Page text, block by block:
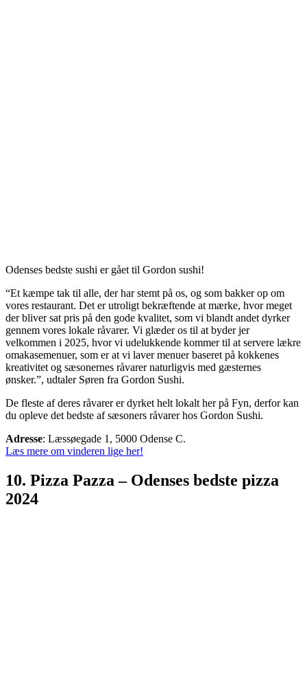
Odenses bedste sushi er gået til Gordon sushi!
“Et kæmpe tak til alle, der har stemt på os, og som bakker op om
vores restaurant. Det er utroligt bekræftende at mærke, hvor meget
der bliver sat pris på den gode kvalitet, som vi blandt andet dyrker
gennem vores lokale råvarer. Vi glæder os til at byder jer
velkommen i 2025, hvor vi udelukkende kommer til at servere lækre
omakasemenuer, som er at vi laver menuer baseret på kokkenes
kreativitet og sæsonernes råvarer naturligvis med gæsternes
ønsker.”, udtaler Søren fra Gordon Sushi.
De fleste af deres råvarer er dyrket helt lokalt her på Fyn, derfor kan
du opleve det bedste af sæsoners råvarer hos Gordon Sushi.
Adresse: Læssøegade 1, 5000 Odense C.
Læs mere om vinderen lige her!
10. Pizza Pazza – Odenses bedste pizza
2024